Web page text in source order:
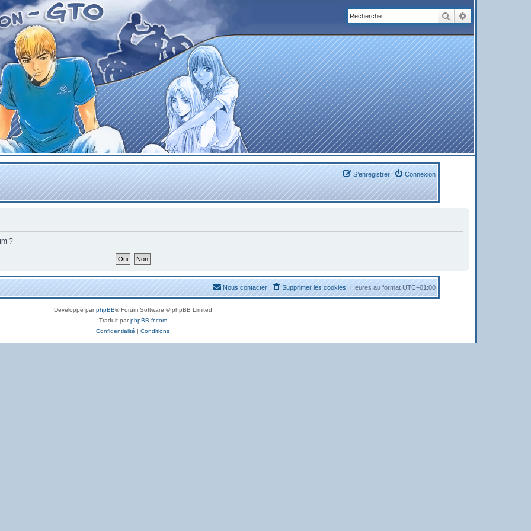
Rechercher
Connexion
S’enregistrer
?
Heures au formatUTC+01:00
Supprimer les cookies
Nous contacter
Développé parphpBB® Forum Software © phpBB Limited
Traduit parphpBB-fr.com
Confidentialité | Conditions